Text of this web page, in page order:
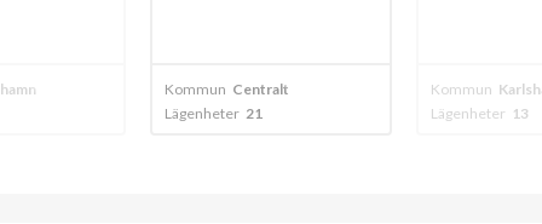
Kommun Centralt
Lägenheter 21
Kommun
Lägenheter 13